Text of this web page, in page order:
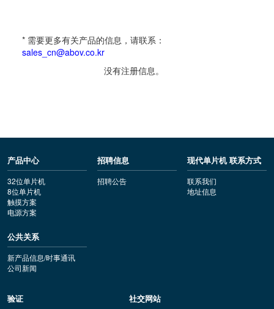
* 需要更多有关产品的信息，请联系：
sales_cn@abov.co.kr
没有注册信息。
产品中心
32位单片机
8位单片机
触摸方案
电源方案
招聘信息
招聘公告
现代单片机 联系方式
联系我们
地址信息
公共关系
新产品信息/时事通讯
公司新闻
验证 社交网站